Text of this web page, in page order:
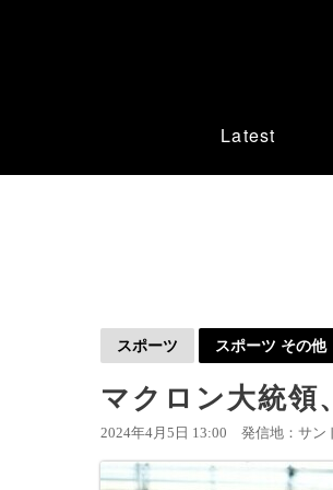
Latest
スポーツ スポーツ その他
マクロン大統領
2024年4月5日 13:00 発信地：サン